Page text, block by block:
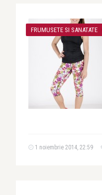
FRUMUSETE SI SANATATE
1 noiembrie 2014, 22:59